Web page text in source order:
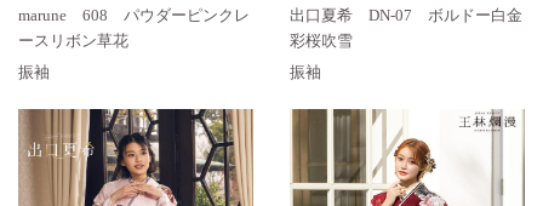
marune 608 パウダーピンクレ
ースリボン草花
振袖
出口夏希 DN-07 ボルドー白金
彩桜吹雪
振袖